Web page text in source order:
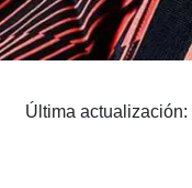
Última actualización: